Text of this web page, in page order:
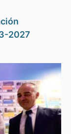
2027